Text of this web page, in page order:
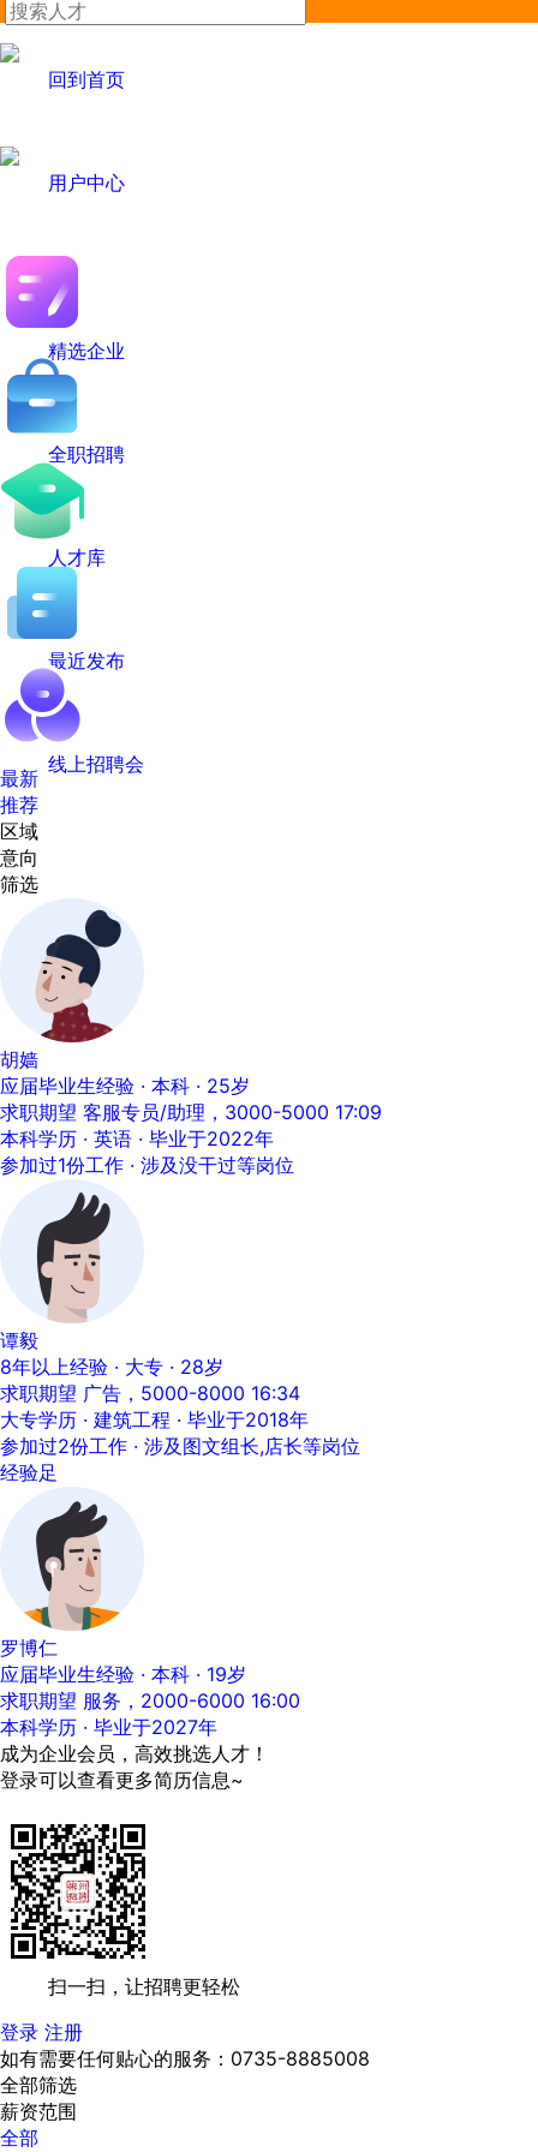
回到首页
用户中心
精选企业
全职招聘
人才库
最近发布
线上招聘会
最新
推荐
区域
意向
筛选
胡嫱
应届毕业生经验 · 本科 · 25岁
求职期望 客服专员/助理，3000-5000 17:09
本科学历 · 英语 · 毕业于2022年
参加过1份工作 · 涉及没干过等岗位
谭毅
8年以上经验 · 大专 · 28岁
求职期望 广告，5000-8000 16:34
大专学历 · 建筑工程 · 毕业于2018年
参加过2份工作 · 涉及图文组长,店长等岗位
经验足
罗博仁
应届毕业生经验 · 本科 · 19岁
求职期望 服务，2000-6000 16:00
本科学历 · 毕业于2027年
成为企业会员，高效挑选人才！
登录可以查看更多简历信息~
扫一扫，让招聘更轻松
登录 注册
如有需要任何贴心的服务：0735-8885008
全部筛选
薪资范围
全部